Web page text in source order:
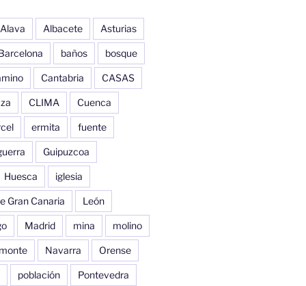
Alava Albacete Asturias
baños bosque
Cantabria CASAS
CLIMA Cuenca
ermita fuente
Guipuzcoa
Huesca iglesia
Gran Canaria León
Madrid mina molino
monte Navarra Orense
población Pontevedra